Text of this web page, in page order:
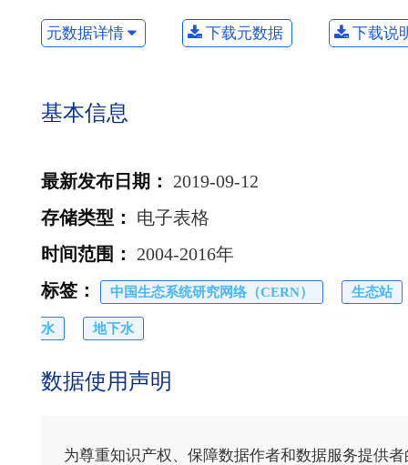
元数据详情 下载元数据 下载说
基本信息
最新发布日期 ：
2019-09-12
存储类型 ：
电子表格
时间范围 ：
2004-2016年
标签 ： 中国生态系统研究网络（CERN） 生态站
水 地下水
数据使用声明
为尊重知识产权、保障数据作者和数据服务提供